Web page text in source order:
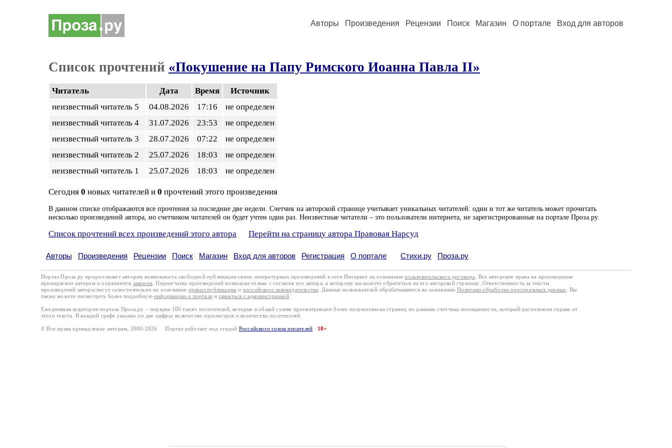
Авторы Произведения Рецензии Поиск Магазин О портале Вход для авторов
Список прочтений «Покушение на Папу Римского Иоанна Павла II»
Читатель Дата Время
Источник
неизвестный читатель 5
04.08.2026 17:16
не определен
неизвестный читатель 4
31.07.2026 23:53
не определен
неизвестный читатель 3
28.07.2026 07:22
не определен
неизвестный читатель 2
25.07.2026 18:03
не определен
неизвестный читатель 1
25.07.2026 18:03 не определен
Сегодня 0 новых читателей и 0 прочтений этого произведения
В данном списке отображаются все прочтения за последние две недели. Счетчик на авторской странице учитывает уникальных читателей: один и тот же читатель может прочитать
несколько произведений автора, но счетчиком читателей он будет учтен один раз. Неизвестные читатели – это пользователи интернета, не зарегистрированные на портале Проза.ру.
Список прочтений всех произведений этого автора Перейти на страницу автора Правовая Нарсуд
Авторы Произведения Рецензии Поиск Магазин Вход для авторов Регистрация О портале Стихи.ру Проза.ру
Портал Проза.ру предоставляет авторам возможность свободной публикации своих литературных произведений в сети Интернет на основаниипользовательского договора
. Все авторские права на произведения
принадлежат авторам и охраняются законом . Перепечатка произведений возможна только с согласия его автора, к которому вы можете обратиться на его авторской странице. Ответственность за тексты
произведений авторы несут самостоятельно на основании правил публикации и российского законодательства . Данные пользователей обрабатываются на основании Политики обработки персональных данных
. Вы
также можете посмотреть более подробную информацию о портале и связаться с администрацией.
Ежедневная аудитория портала Проза.ру – порядка 100 тысяч посетителей, которые в общей сумме просматривают более полумиллиона страниц по данным счетчика посещаемости, который расположен справа от
этого текста. В каждой графе указано по две цифры: количество просмотров и количество посетителей.
© Все права принадлежат авторам, 2000-2026 Портал работает под эгидой Российского союза писателей 18+